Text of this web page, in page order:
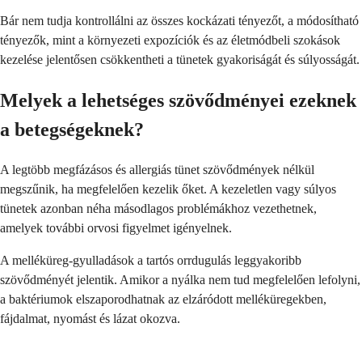
Bár nem tudja kontrollálni az összes kockázati tényezőt, a módosítható
tényezők, mint a környezeti expozíciók és az életmódbeli szokások
kezelése jelentősen csökkentheti a tünetek gyakoriságát és súlyosságát.
Melyek a lehetséges szövődményei ezeknek
a betegségeknek?
A legtöbb megfázásos és allergiás tünet szövődmények nélkül
megszűnik, ha megfelelően kezelik őket. A kezeletlen vagy súlyos
tünetek azonban néha másodlagos problémákhoz vezethetnek,
amelyek további orvosi figyelmet igényelnek.
A melléküreg-gyulladások a tartós orrdugulás leggyakoribb
szövődményét jelentik. Amikor a nyálka nem tud megfelelően lefolyni,
a baktériumok elszaporodhatnak az elzáródott melléküregekben,
fájdalmat, nyomást és lázat okozva.